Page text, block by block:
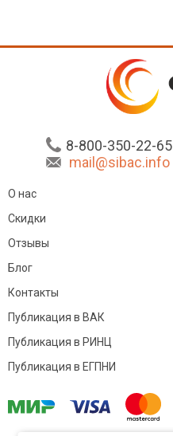
8-800-350-22-65
mail@sibac.info
О нас
Скидки
Отзывы
Блог
Контакты
Публикация в ВАК
Публикация в РИНЦ
Публикация в ЕГПНИ